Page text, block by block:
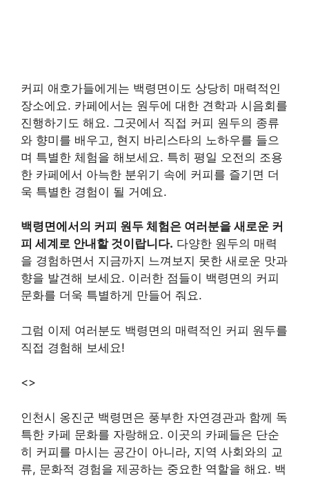
커피 애호가들에게는 백령면이도 상당히 매력적인
장소에요. 카페에서는 원두에 대한 견학과 시음회를
진행하기도 해요. 그곳에서 직접 커피 원두의 종류
와 향미를 배우고, 현지 바리스타의 노하우를 들으
며 특별한 체험을 해보세요. 특히 평일 오전의 조용
한 카페에서 아늑한 분위기 속에 커피를 즐기면 더
욱 특별한 경험이 될 거예요.
백령면에서의 커피 원두 체험은 여러분을 새로운 커
피 세계로 안내할 것이랍니다. 다양한 원두의 매력
을 경험하면서 지금까지 느껴보지 못한 새로운 맛과
향을 발견해 보세요. 이러한 점들이 백령면의 커피
문화를 더욱 특별하게 만들어 줘요.
그럼 이제 여러분도 백령면의 매력적인 커피 원두를
직접 경험해 보세요!
<>
인천시 옹진군 백령면은 풍부한 자연경관과 함께 독
특한 카페 문화를 자랑해요. 이곳의 카페들은 단순
히 커피를 마시는 공간이 아니라, 지역 사회와의 교
류, 문화적 경험을 제공하는 중요한 역할을 해요. 백